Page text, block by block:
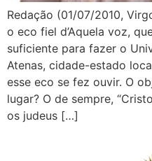
Redação (01/07/2010,
o eco fiel d’Aquela voz,
suficiente para fazer o
Atenas, cidade-estado
esse eco se fez ouvir. O
lugar? O de sempre,
os judeus […]